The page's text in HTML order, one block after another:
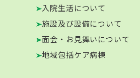
入院生活について
施設及び設備について
面会・お見舞いについて
地域包括ケア病棟